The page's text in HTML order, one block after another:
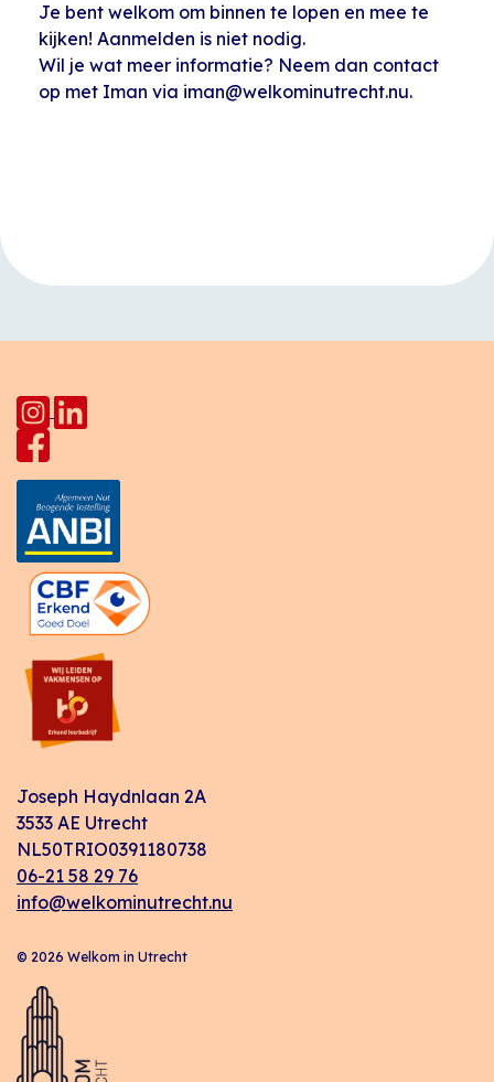
Je bent welkom om binnen te lopen en mee te
kijken! Aanmelden is niet nodig.
Wil je wat meer informatie? Neem dan contact
op met Iman via iman@welkominutrecht.nu.
Joseph Haydnlaan 2A
3533 AE Utrecht
NL50TRIO0391180738
06-21 58 29 76
info@welkominutrecht.nu
© 2026 Welkom in Utrecht